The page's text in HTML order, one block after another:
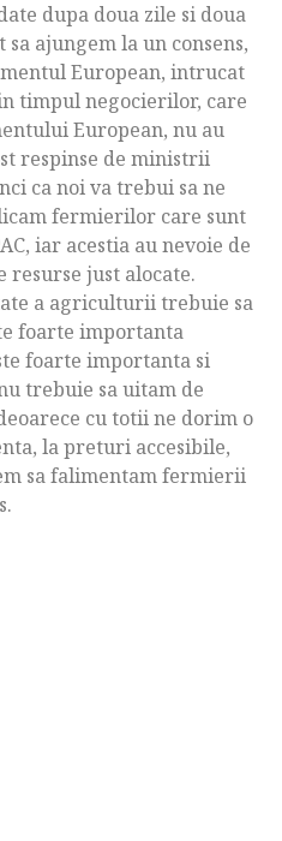
dupa doua zile si doua
ajungem la un consens,
European, intrucat
timpul negocierilor, care
European, nu au
respinse de ministrii
ca noi va trebui sa ne
fermierilor care sunt
iar acestia au nevoie de
resurse just alocate.
a agriculturii trebuie sa
foarte importanta
foarte importanta si
trebuie sa uitam de
cu totii ne dorim o
la preturi accesibile,
sa falimentam fermierii